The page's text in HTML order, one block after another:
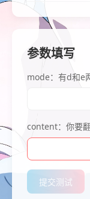
参数填写
mode：有d和e
content：你要
提交测试